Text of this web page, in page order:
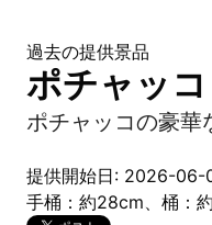
過去の提供景品
ポチャッ
ポチャッコの豪華
提供開始日: 2026-
手桶：約28cm、桶：